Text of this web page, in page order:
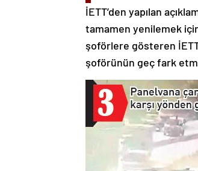
İETT’den yapılan
tamamen yenilemek için
şoförlere gösteren
şoförünün geç fark